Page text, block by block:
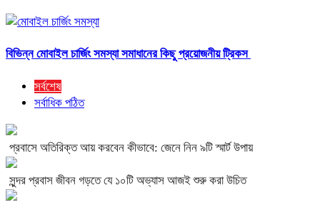
বিভিন্ন মোবাইল চার্জিং সমস্যা সমাধানের কিছু প্রয়োজনীয় ট্রিকস
সর্বশেষ
সর্বাধিক পঠিত
প্রবাসে অতিরিক্ত আয় করবেন কীভাবে: জেনে নিন ৯টি স্মার্ট উপায়
সুন্দর প্রবাস জীবন গড়তে যে ১০টি অভ্যাস আজই শুরু করা উচিত